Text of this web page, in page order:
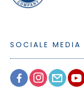
SOCIALE MEDIA